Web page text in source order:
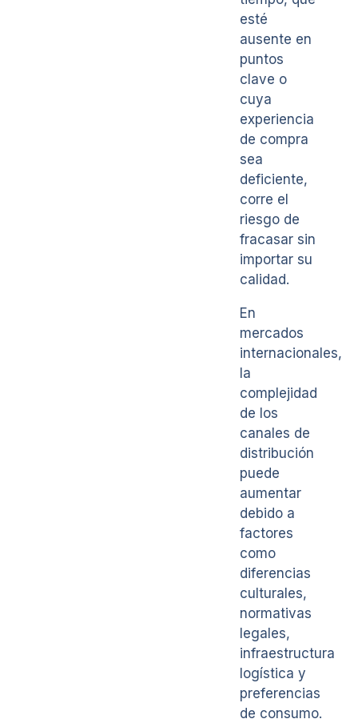
esté
ausente en
puntos
clave o
cuya
experiencia
de compra
sea
deficiente,
corre el
riesgo de
fracasar sin
importar su
calidad.
En
mercados
internacionales,
la
complejidad
de los
canales de
distribución
puede
aumentar
debido a
factores
como
diferencias
culturales,
normativas
legales,
infraestructura
logística y
preferencias
de consumo.